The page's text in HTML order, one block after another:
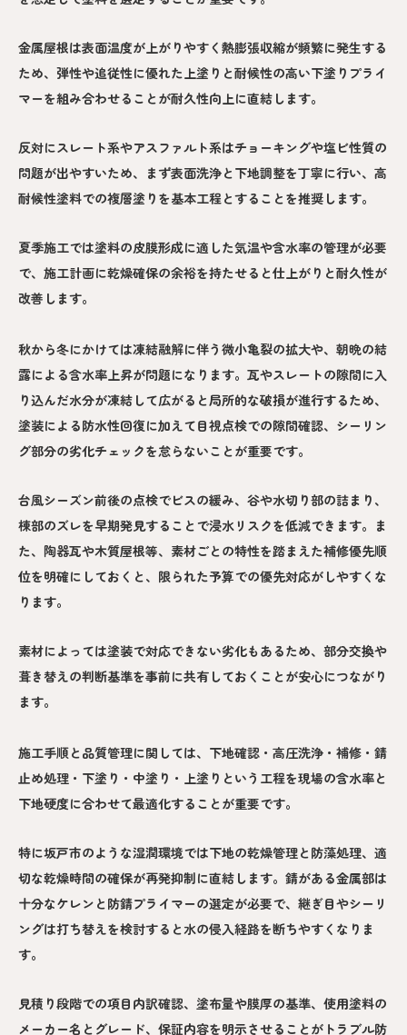
金属屋根は表面温度が上がりやすく熱膨張収縮が頻繁に発生する
ため、弾性や追従性に優れた上塗りと耐候性の高い下塗りプライ
マーを組み合わせることが耐久性向上に直結します。
反対にスレート系やアスファルト系はチョーキングや塩ビ性質の
問題が出やすいため、まず表面洗浄と下地調整を丁寧に行い、高
耐候性塗料での複層塗りを基本工程とすることを推奨します。
夏季施工では塗料の皮膜形成に適した気温や含水率の管理が必要
で、施工計画に乾燥確保の余裕を持たせると仕上がりと耐久性が
改善します。
秋から冬にかけては凍結融解に伴う微小亀裂の拡大や、朝晩の結
露による含水率上昇が問題になります。瓦やスレートの隙間に入
り込んだ水分が凍結して広がると局所的な破損が進行するため、
塗装による防水性回復に加えて目視点検での隙間確認、シーリン
グ部分の劣化チェックを怠らないことが重要です。
台風シーズン前後の点検でビスの緩み、谷や水切り部の詰まり、
棟部のズレを早期発見することで浸水リスクを低減できます。ま
た、陶器瓦や木質屋根等、素材ごとの特性を踏まえた補修優先順
位を明確にしておくと、限られた予算での優先対応がしやすくな
ります。
素材によっては塗装で対応できない劣化もあるため、部分交換や
葺き替えの判断基準を事前に共有しておくことが安心につながり
ます。
施工手順と品質管理に関しては、下地確認・高圧洗浄・補修・錆
止め処理・下塗り・中塗り・上塗りという工程を現場の含水率と
下地硬度に合わせて最適化することが重要です。
特に坂戸市のような湿潤環境では下地の乾燥管理と防藻処理、適
切な乾燥時間の確保が再発抑制に直結します。錆がある金属部は
十分なケレンと防錆プライマーの選定が必要で、継ぎ目やシーリ
ングは打ち替えを検討すると水の侵入経路を断ちやすくなりま
す。
見積り段階での項目内訳確認、塗布量や膜厚の基準、使用塗料の
メーカー名とグレード、保証内容を明示させることがトラブル防